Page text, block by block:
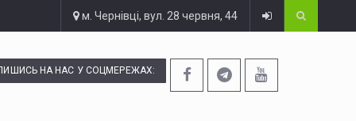
м. Чернівці, вул. 28 червня, 44
НА НАС У СОЦМЕРЕЖАХ: